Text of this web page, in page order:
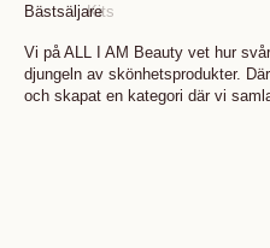
BästsäljareKits
Vi på ALL I AM Beauty vet hur
djungeln av skönhetsprodukter.
och skapat en kategori där vi